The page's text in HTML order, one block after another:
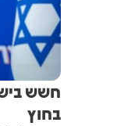
חשש
בחוץ